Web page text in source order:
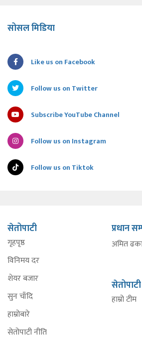
सोसल मिडिया
Like us on Facebook
Follow us on Twitter
Subscribe YouTube Channel
Follow us on Instagram
Follow us on Tiktok
सेतोपाटी
गृहपृष्ठ
विनिमय दर
शेयर बजार
सुन चाँदि
हाम्रोबारे
सेतोपाटी नीति
प्रधान
अमित
हाम्रो टीम